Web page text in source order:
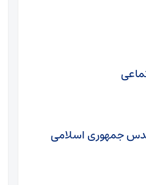
مقدس جمهوری اسلامی